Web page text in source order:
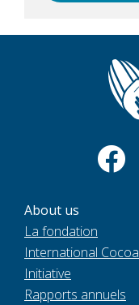
About us
La fondation
International Cocoa
Initiative
Rapports annuels